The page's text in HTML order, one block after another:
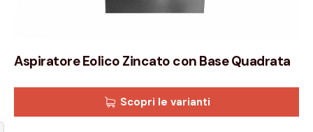
Aspiratore Eolico Zincato con Base Quadrata
Scopri le varianti